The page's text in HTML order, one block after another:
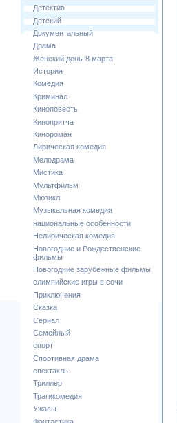
Детектив
Детский
Документальный
Драма
Женский день-8 марта
История
Комедия
Криминал
Киноповесть
Кинопритча
Кинороман
Лирическая комедия
Мелодрама
Мистика
Мультфильм
Мюзикл
Музыкальная комедия
национальные особенности
Нелирическая комедия
Новогодние и Рождественские
фильмы
Новогодние зарубежные фильмы
олимпийские игры в сочи
Приключения
Сказка
Сериал
Семейный
спорт
Спортивная драма
спектакль
Триллер
Трагикомедия
Ужасы